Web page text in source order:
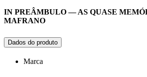
IN PREÂMBULO — AS QUASE
MAFRANO
Dados do produto
Marca